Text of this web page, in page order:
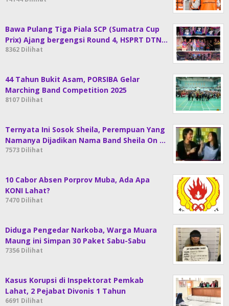
Bawa Pulang Tiga Piala SCP (Sumatra Cup
Prix) Ajang bergengsi Round 4, HSPRT DTN…
8362 Dilihat
44 Tahun Bukit Asam, PORSIBA Gelar
Marching Band Competition 2025
8107 Dilihat
Ternyata Ini Sosok Sheila, Perempuan Yang
Namanya Dijadikan Nama Band Sheila On …
7573 Dilihat
10 Cabor Absen Porprov Muba, Ada Apa
KONI Lahat?
7470 Dilihat
Diduga Pengedar Narkoba, Warga Muara
Maung ini Simpan 30 Paket Sabu-Sabu
7356 Dilihat
Kasus Korupsi di Inspektorat Pemkab
Lahat, 2 Pejabat Divonis 1 Tahun
6691 Dilihat